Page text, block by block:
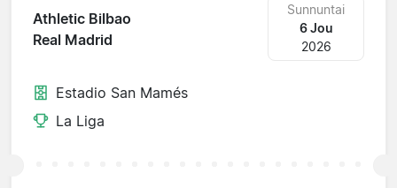
Athletic Bilbao
Real Madrid
Sunnuntai
6 Jou
2026
Estadio San Mamés
La Liga